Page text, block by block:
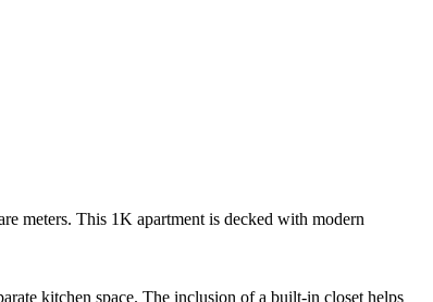
meters. This 1K apartment is decked with modern
kitchen space. The inclusion of a built-in closet helps